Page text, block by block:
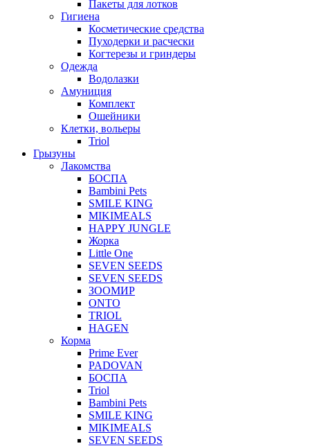
Пакеты для лотков
Гигиена
Косметические средства
Пуходерки и расчески
Когтерезы и гриндеры
Одежда
Водолазки
Амуниция
Комплект
Ошейники
Клетки, вольеры
Triol
Грызуны
Лакомства
БОСПА
Bambini Pets
SMILE KING
MIKIMEALS
HAPPY JUNGLE
Жорка
Little One
SEVEN SEEDS
SEVEN SEEDS
ЗООМИР
ONTO
TRIOL
HAGEN
Корма
Prime Ever
PADOVAN
БОСПА
Triol
Bambini Pets
SMILE KING
MIKIMEALS
SEVEN SEEDS